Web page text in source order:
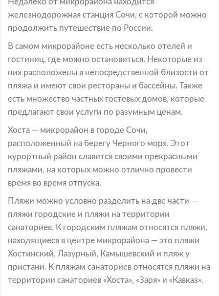
Недалеко от микрорайона находится
железнодорожная станция Сочи, с которой можно
продолжить путешествие по России.
В самом микрорайоне есть несколько отелей и
гостиниц, где можно остановиться. Некоторые из
них расположены в непосредственной близости от
пляжа и имеют свои рестораны и бассейны. Также
есть множество частных гостевых домов, которые
предлагают свои услуги по разумным ценам.
Хоста — микрорайон в городе Сочи,
расположенный на берегу Черного моря. Этот
курортный район славится своими прекрасными
пляжами, на которых можно отлично провести
время во время отпуска.
Пляжи можно условно разделить на две части —
пляжи городские и пляжи на территории
санаториев. К городским пляжам относятся пляжи,
находящиеся в центре микрорайона — это пляжи
Хостинский, Лазурный, Камышевский и пляж у
пристани. К пляжам санаториев относятся пляжи на
территории санаториев «Хоста», «Заря» и «Кавказ».